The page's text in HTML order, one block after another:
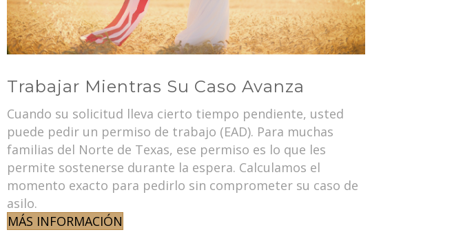
Trabajar Mientras Su Caso Avanza
Cuando su solicitud lleva cierto tiempo pendiente, usted
puede pedir un permiso de trabajo (EAD). Para muchas
familias del Norte de Texas, ese permiso es lo que les
permite sostenerse durante la espera. Calculamos el
momento exacto para pedirlo sin comprometer su caso de
asilo.
MÁS INFORMACIÓN